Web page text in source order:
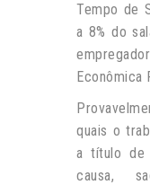
Tempo de
a 8% do
Econômica
quais o
a título de
causa,